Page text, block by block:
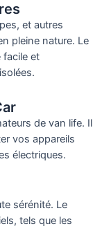
et autres
pleine nature. Le
facile et
de van life. Il
vos appareils
électriques.
sérénité. Le
tels que les